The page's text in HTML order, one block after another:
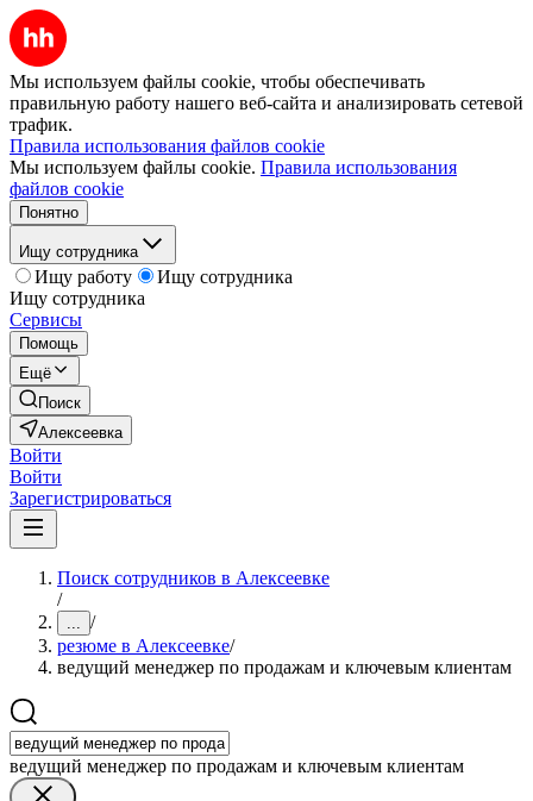
Мы используем файлы cookie, чтобы обеспечивать
правильную работу нашего веб-сайта и анализировать сетевой
трафик.
Правила использования файлов cookie
Мы используем файлы cookie. Правила использования
файлов cookie
Понятно
Ищу сотрудника
Ищу работу
Ищу сотрудника
Ищу сотрудника
Сервисы
Помощь
Ещё
Поиск
Алексеевка
Войти
Войти
Зарегистрироваться
Поиск сотрудников в Алексеевке
/
... /
резюме в Алексеевке/
ведущий менеджер по продажам и ключевым клиентам
ведущий менеджер по продажам и ключевым клиентам